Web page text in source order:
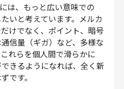
は、もっと広い意味での
いと考えています。メルカ
けでなく、ポイント、暗号
信量（ギガ）など、多様な
れらを個人間で滑らかに
できるようになれば、全く新
です。